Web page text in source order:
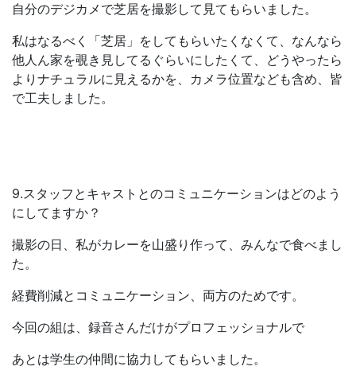
自分のデジカメで芝居を撮影して見てもらいました。
私はなるべく「芝居」をしてもらいたくなくて、なんなら
他人ん家を覗き見してるぐらいにしたくて、どうやったら
よりナチュラルに見えるかを、カメラ位置なども含め、皆
で工夫しました。
9.スタッフとキャストとのコミュニケーションはどのよう
にしてますか？
撮影の日、私がカレーを山盛り作って、みんなで食べまし
た。
経費削減とコミュニケーション、両方のためです。
今回の組は、録音さんだけがプロフェッショナルで
あとは学生の仲間に協力してもらいました。